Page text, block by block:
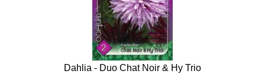
Dahlia - Duo Chat Noir & Hy Trio